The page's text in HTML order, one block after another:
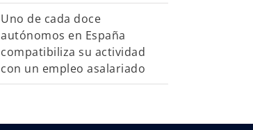
Uno de cada doce
autónomos en España
compatibiliza su actividad
con un empleo asalariado